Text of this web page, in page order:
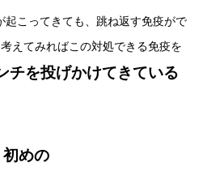
起こってきても、跳ね返す免疫がで
えてみればこの対処できる免疫を
チを投げかけてきている
初めの